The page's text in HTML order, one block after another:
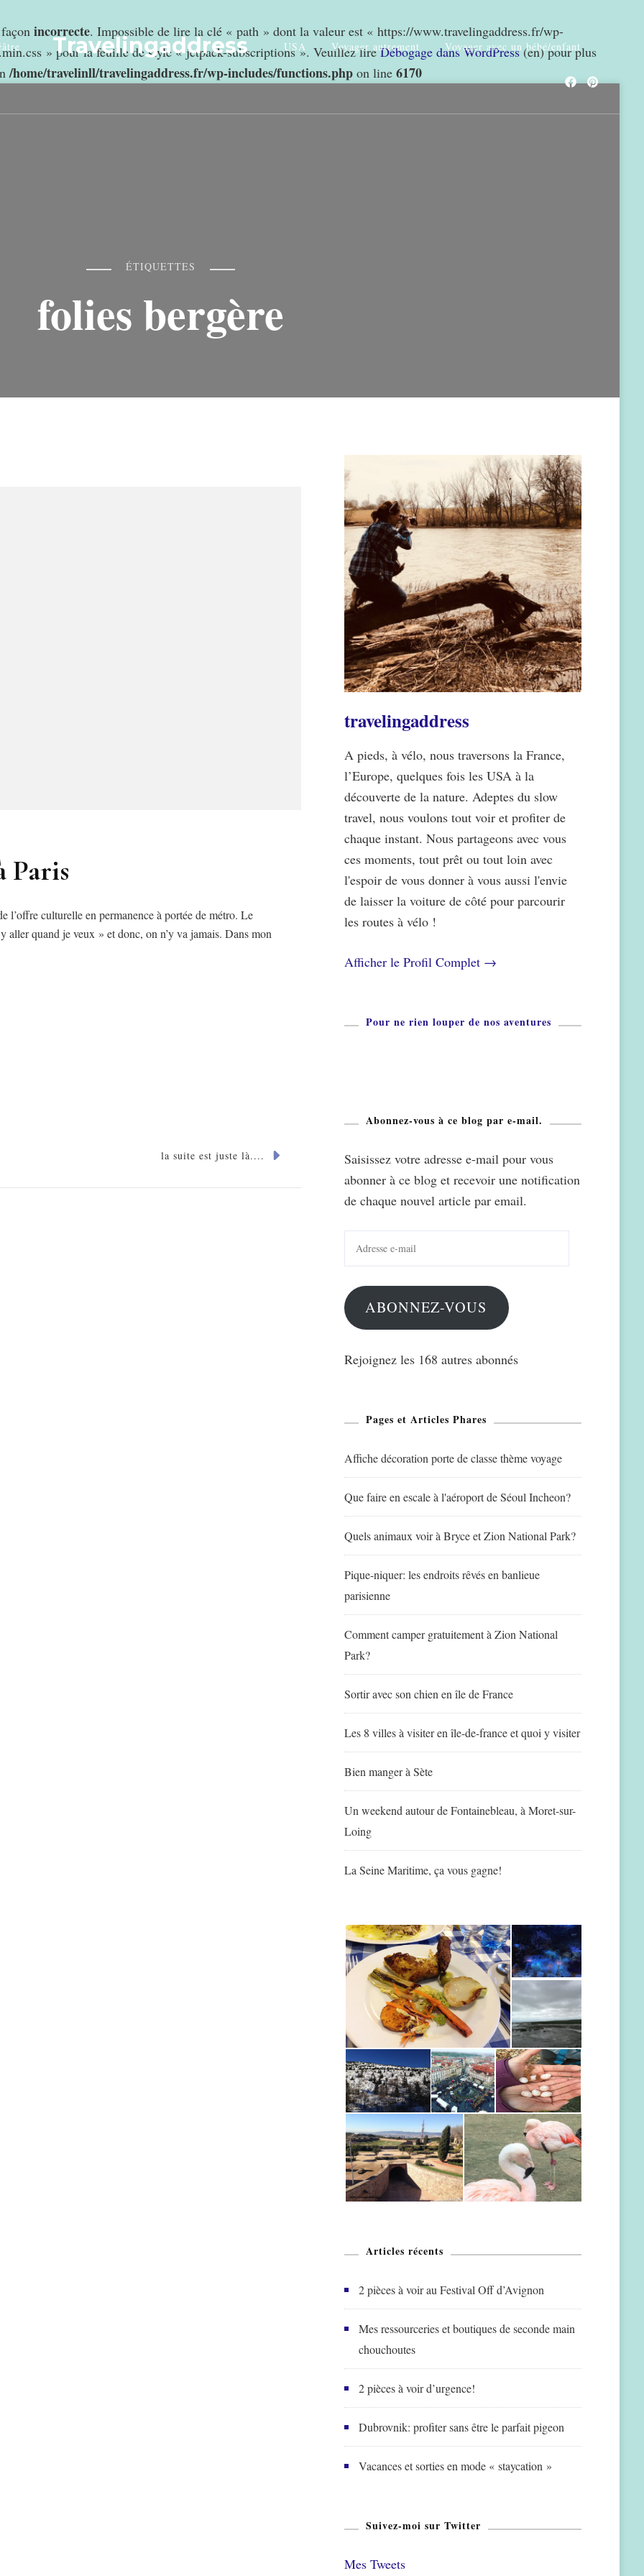
incorrecte. Impossible de lire la clé « path » dont la valeur est « https://www.travelingaddress.fr/wp-
» pour la feuille de style « jetpack-subscriptions ». Veuillez lireDébogage dans WordPress(en) pour plus
/home/travelinll/travelingaddress.fr/wp-includes/functions.php on line 6170
Travelingaddress USA Voyager autrement Voyager avec un bébé/enfant
ÉTIQUETTES
folies bergère
Paris
l’offre culturelle en permanence à portée de métro. Le
aller quand je veux » et donc, on n’y va jamais. Dans mon
la suite est juste là....
travelingaddress
A pieds, à vélo, nous traversons la France,
l’Europe, quelques fois les USA à la
découverte de la nature. Adeptes du slow
travel, nous voulons tout voir et profiter de
chaque instant. Nous partageons avec vous
ces moments, tout prêt ou tout loin avec
l'espoir de vous donner à vous aussi l'envie
de laisser la voiture de côté pour parcourir
les routes à vélo !
Afficher le Profil Complet →
Pour ne rien louper de nos aventures
Abonnez-vous à ce blog par e-mail.
Saisissez votre adresse e-mail pour vous
abonner à ce blog et recevoir une notification
de chaque nouvel article par email.
mail
ABONNEZ-VOUS
Rejoignez les 168 autres abonnés
Pages et Articles Phares
Affiche décoration porte de classe thème voyage
Que faire en escale à l'aéroport de Séoul Incheon?
Quels animaux voir à Bryce et Zion National Park?
Pique-niquer: les endroits rêvés en banlieue
parisienne
Comment camper gratuitement à Zion National
Park?
Sortir avec son chien en île de France
Les 8 villes à visiter en île-de-france et quoi y visiter
Bien manger à Sète
Un weekend autour de Fontainebleau, à Moret-sur-
Loing
La Seine Maritime, ça vous gagne!
Articles récents
2 pièces à voir au Festival Off d’Avignon
Mes ressourceries et boutiques de seconde main
chouchoutes
2 pièces à voir d’urgence!
Dubrovnik: profiter sans être le parfait pigeon
Vacances et sorties en mode « staycation »
Suivez-moi sur Twitter
Mes Tweets